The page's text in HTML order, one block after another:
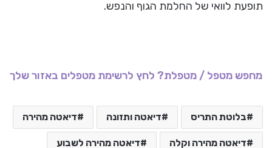
תופעת לוואי של החלמת הגוף והנפש.
מחפש מטפל / מטפלת? לחץ לרשימת מטפלים באזור שלך
בלוטת התריס דיאטה ותזונה דיאטה מהירה
דיאטה מהירה וקלה דיאטה מהירה לשבוע